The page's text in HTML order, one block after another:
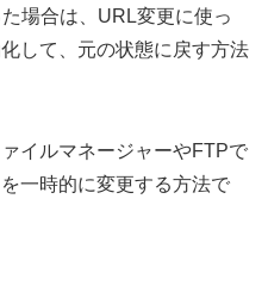
場合は、URL変更に使っ
して、元の状態に戻す方法
イルマネージャーやFTPで
一時的に変更する方法で